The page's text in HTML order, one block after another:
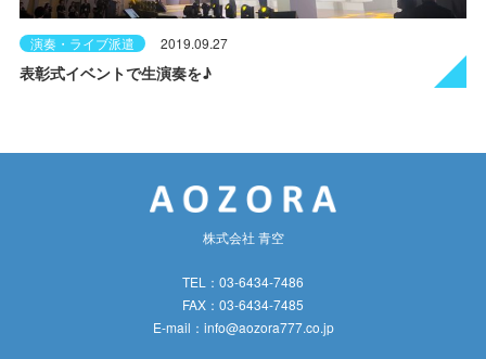
演奏・ライブ派遣 2019.09.27
表彰式イベントで生演奏を♪
株式会社 青空
TEL：03-6434-7486
FAX：03-6434-7485
E-mail： info@aozora777.co.jp